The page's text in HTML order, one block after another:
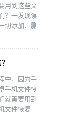
用到这些文
？一发现误
切添加、删
中，因为手
手机文件恢
就需要用到
文件恢复